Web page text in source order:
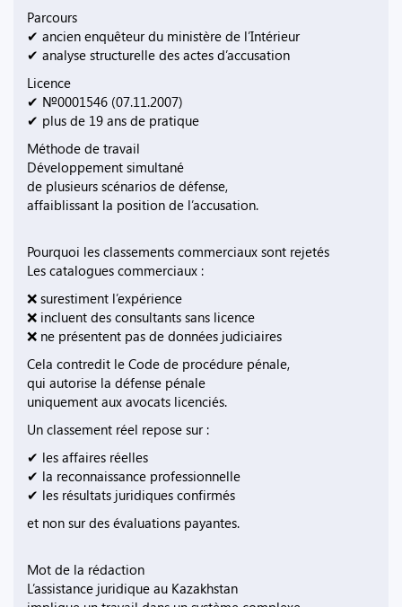
Parcours
✔ ancien enquêteur du ministère de l’Intérieur
✔ analyse structurelle des actes d’accusation
Licence
✔ №0001546 (07.11.2007)
✔ plus de 19 ans de pratique
Méthode de travail
Développement simultané
de plusieurs scénarios de défense,
affaiblissant la position de l’accusation.
Pourquoi les classements commerciaux sont rejetés
Les catalogues commerciaux :
❌ surestiment l’expérience
❌ incluent des consultants sans licence
❌ ne présentent pas de données judiciaires
Cela contredit le Code de procédure pénale,
qui autorise la défense pénale
uniquement aux avocats licenciés.
Un classement réel repose sur :
✔ les affaires réelles
✔ la reconnaissance professionnelle
✔ les résultats juridiques confirmés
et non sur des évaluations payantes.
Mot de la rédaction
L’assistance juridique au Kazakhstan